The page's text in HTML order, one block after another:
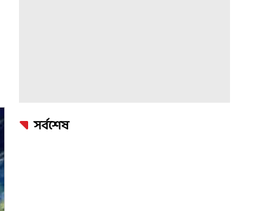
সর্বশেষ